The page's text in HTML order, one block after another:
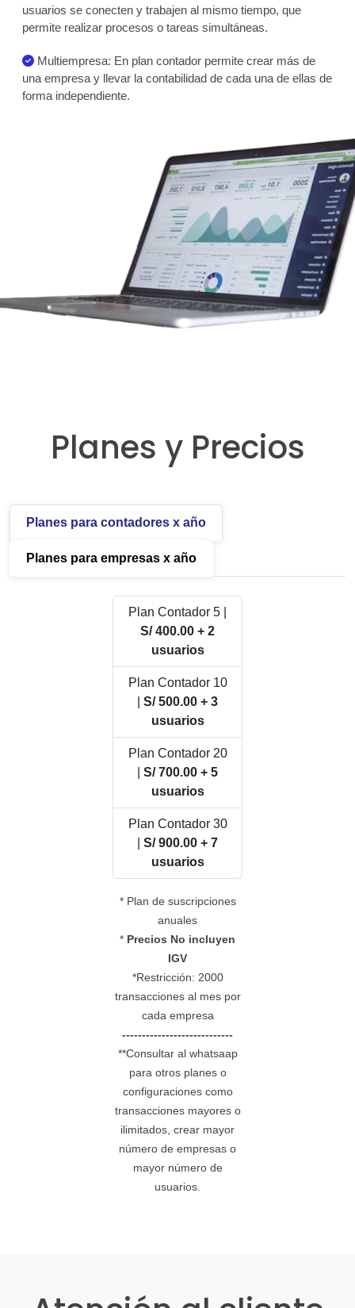
usuarios se conecten y trabajen al mismo tiempo, que
permite realizar procesos o tareas simultáneas.
Multiempresa: En plan contador permite crear más de
una empresa y llevar la contabilidad de cada una de ellas de
forma independiente.
Planes y Precios
Planes para contadores x año
Planes para empresas x año
Plan Contador 5 |
S/ 400.00 + 2
usuarios
Plan Contador 10
S/ 500.00 + 3
usuarios
Plan Contador 20
S/ 700.00 + 5
usuarios
Plan Contador 30
S/ 900.00 + 7
usuarios
* Plan de suscripciones
anuales
* Precios No incluyen
IGV
*Restricción: 2000
transacciones al mes por
cada empresa
----------------------------
**Consultar al whatsaap
para otros planes o
configuraciones como
transacciones mayores o
ilimitados, crear mayor
número de empresas o
mayor número de
usuarios.